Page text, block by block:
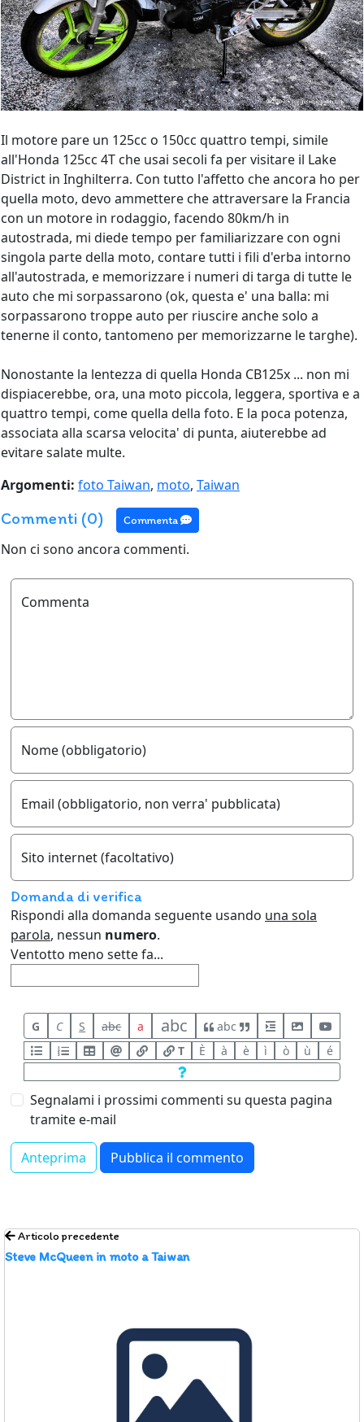
Il motore pare un 125cc o 150cc quattro tempi, simile
all'Honda 125cc 4T che usai secoli fa per visitare il Lake
District in Inghilterra. Con tutto l'affetto che ancora ho per
quella moto, devo ammettere che attraversare la Francia
con un motore in rodaggio, facendo 80km/h in
autostrada, mi diede tempo per familiarizzare con ogni
singola parte della moto, contare tutti i fili d'erba intorno
all'autostrada, e memorizzare i numeri di targa di tutte le
auto che mi sorpassarono (ok, questa e' una balla: mi
sorpassarono troppe auto per riuscire anche solo a
tenerne il conto, tantomeno per memorizzarne le targhe).
Nonostante la lentezza di quella Honda CB125x ... non mi
dispiacerebbe, ora, una moto piccola, leggera, sportiva e a
quattro tempi, come quella della foto. E la poca potenza,
associata alla scarsa velocita' di punta, aiuterebbe ad
evitare salate multe.
Argomenti: foto Taiwan, moto, Taiwan
Commenti (0) Commenta
Non ci sono ancora commenti.
Commenta
Nome (obbligatorio)
Email (obbligatorio, non verra' pubblicata)
Sito internet (facoltativo)
Domanda di verifica
Rispondi alla domanda seguente usando una sola
parola, nessun numero.
Ventotto meno sette fa...
G C S abc a abc
abc
T
È à è ì ò ù é
Segnalami i prossimi commenti su questa pagina
tramite e-mail
Articolo precedente
Steve McQueen in moto a Taiwan